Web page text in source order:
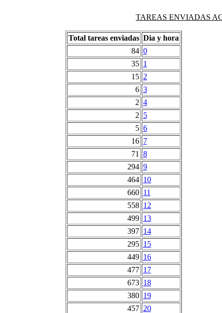
TAREAS ENVIADAS
Total tareas enviadas Dia y hora
84 0
35 1
15 2
6 3
2 4
2 5
5 6
16 7
71
8
294 9
464 10
660 11
558 12
499 13
397 14
295 15
449 16
477 17
673 18
380 19
457 20